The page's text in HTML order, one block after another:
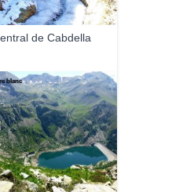
de Cabdella
blanc